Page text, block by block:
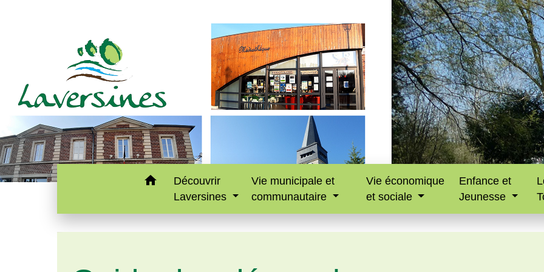
home
Découvrir
Laversines
Vie municipale et
communautaire
Vie économique
et sociale
Enfance et
Jeunesse